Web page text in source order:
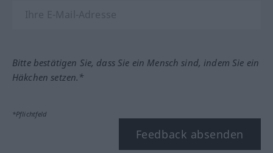
Bitte bestätigen Sie, dass Sie ein Mensch sind, indem Sie ein
Häkchen setzen.*
*Pflichtfeld
Feedback absenden